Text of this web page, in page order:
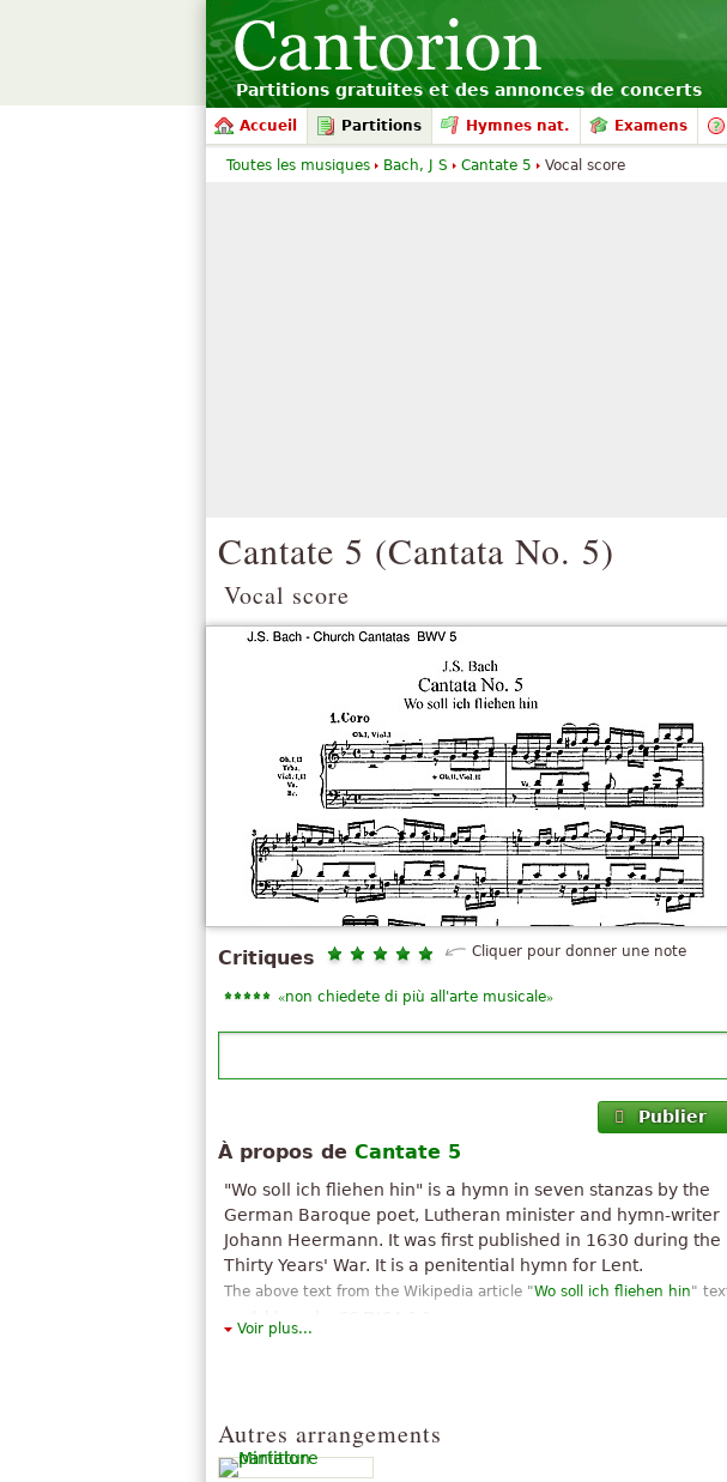
Partitions gratuites et des annonces de concerts
Accueil Partitions Hymnes nat. Examens
Cantate 5 (Cantata No. 5)
Vocal score
Critiques Cliquer pour donner une note
«non chiedete di più all'arte musicale»
Publier
À propos de Cantate 5
"Wo soll ich fliehen hin" is a hymn in seven stanzas by the
German Baroque poet, Lutheran minister and hymn-writer
Johann Heermann. It was first published in 1630 during the
Thirty Years' War. It is a penitential hymn for Lent.
The above text from the Wikipedia article "Wo soll ich fliehen hin"
available under CC BY-SA 3.0.
Voir plus...
Autres arrangements
Toutes les musiques Bach, J S Cantate 5 Vocal score